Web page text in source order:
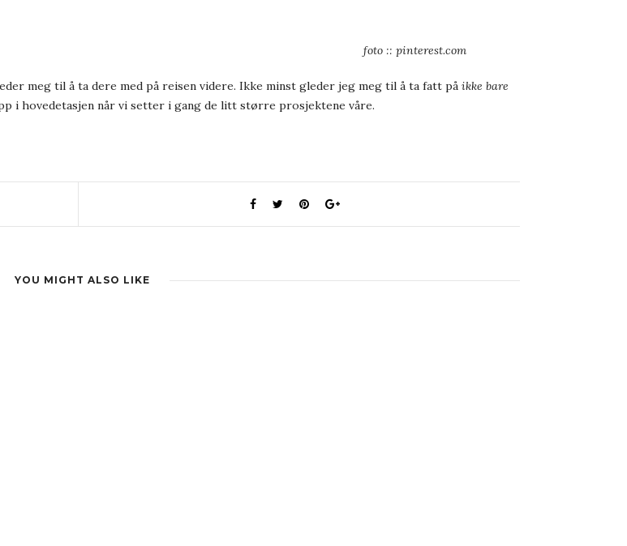
foto :: pinterest.com
meg til å ta dere med på reisen videre. Ikke minst gleder jeg meg til å ta fatt på ikke bare
i hovedetasjen når vi setter i gang de litt større prosjektene våre.
YOU MIGHT ALSO LIKE